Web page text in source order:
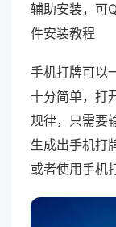
辅助安装，可
件安装教程
手机打牌可以
十分简单，打
规律，只需要
生成出手机打
或者使用手机